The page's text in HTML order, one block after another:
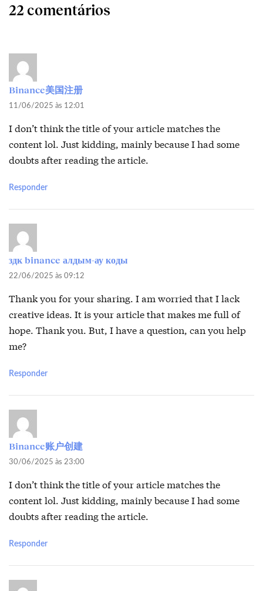
22 comentários
Binance美国注册
11/06/2025 às 12:01
I don’t think the title of your article matches the
content lol. Just kidding, mainly because I had some
doubts after reading the article.
Responder
здк binance алдым-ау коды
22/06/2025 às 09:12
Thank you for your sharing. I am worried that I lack
creative ideas. It is your article that makes me full of
hope. Thank you. But, I have a question, can you help
me?
Responder
Binance账户创建
30/06/2025 às 23:00
I don’t think the title of your article matches the
content lol. Just kidding, mainly because I had some
doubts after reading the article.
Responder